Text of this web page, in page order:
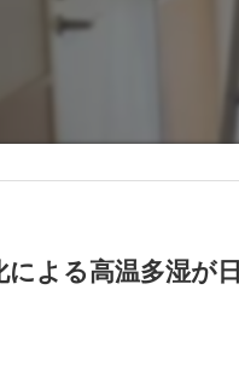
ニックのカビ取り
による高温多湿が